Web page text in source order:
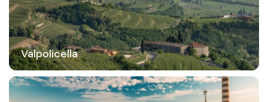
Valpolicella